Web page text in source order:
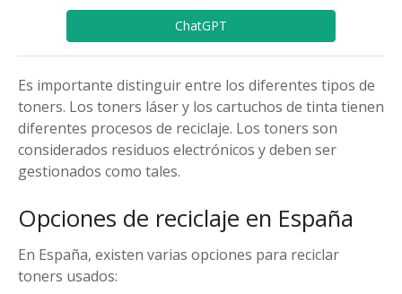
ChatGPT
Es importante distinguir entre los diferentes tipos de
toners. Los toners láser y los cartuchos de tinta tienen
diferentes procesos de reciclaje. Los toners son
considerados residuos electrónicos y deben ser
gestionados como tales.
Opciones de reciclaje en España
En España, existen varias opciones para reciclar
toners usados: